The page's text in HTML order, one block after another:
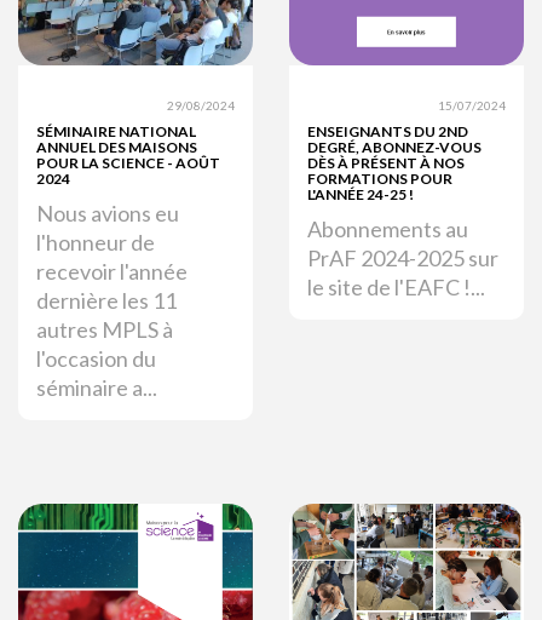
29/08/2024
SÉMINAIRE NATIONAL
ANNUEL DES MAISONS
POUR LA SCIENCE - AOÛT
2024
Nous avions eu
l'honneur de
recevoir l'année
dernière les 11
autres MPLS à
l'occasion du
séminaire a...
15/07/2024
ENSEIGNANTS DU 2ND
DEGRÉ, ABONNEZ-VOUS
DÈS À PRÉSENT À NOS
FORMATIONS POUR
L'ANNÉE 24-25 !
Abonnements au
PrAF 2024-2025 sur
le site de l'EAFC !...